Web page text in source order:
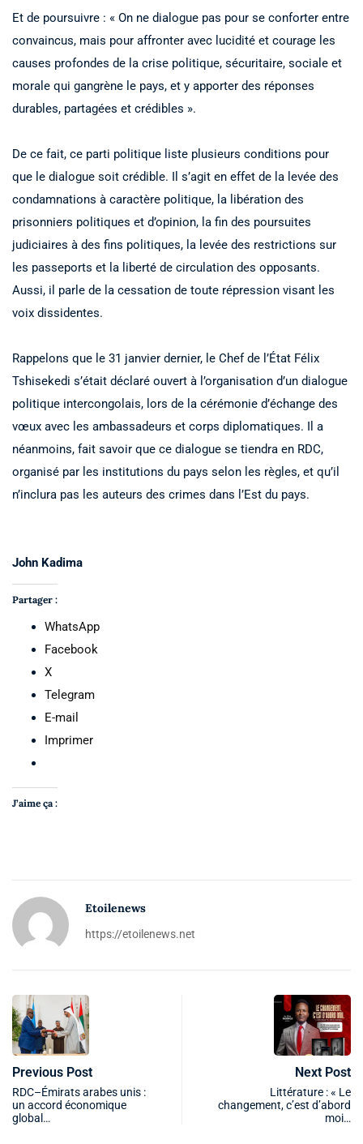
Et de poursuivre : « On ne dialogue pas pour se conforter entre
convaincus, mais pour affronter avec lucidité et courage les
causes profondes de la crise politique, sécuritaire, sociale et
morale qui gangrène le pays, et y apporter des réponses
durables, partagées et crédibles ».
De ce fait, ce parti politique liste plusieurs conditions pour
que le dialogue soit crédible. Il s’agit en effet de la levée des
condamnations à caractère politique, la libération des
prisonniers politiques et d’opinion, la fin des poursuites
judiciaires à des fins politiques, la levée des restrictions sur
les passeports et la liberté de circulation des opposants.
Aussi, il parle de la cessation de toute répression visant les
voix dissidentes.
Rappelons que le 31 janvier dernier, le Chef de l’État Félix
Tshisekedi s’était déclaré ouvert à l’organisation d’un dialogue
politique intercongolais, lors de la cérémonie d’échange des
vœux avec les ambassadeurs et corps diplomatiques. Il a
néanmoins, fait savoir que ce dialogue se tiendra en RDC,
organisé par les institutions du pays selon les règles, et qu’il
n’inclura pas les auteurs des crimes dans l’Est du pays.
John Kadima
Partager :
WhatsApp
Facebook
X
Telegram
E-mail
Imprimer
J’aime ça :
Etoilenews
https://etoilenews.net
Previous Post
RDC–Émirats arabes unis :
un accord économique
global…
Next Post
Littérature : « Le
changement, c’est d’abord
moi…